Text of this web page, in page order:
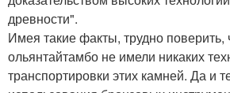
древности".
Имея такие факты, трудно поверить,
ольянтайтамбо не имели никаких
транспортировки этих камней. Да и